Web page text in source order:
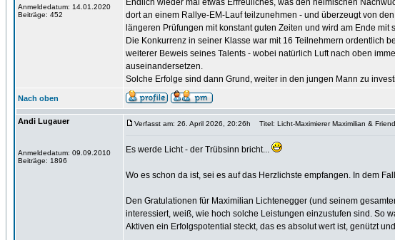
Anmeldedatum: 14.01.2020
Beiträge: 452
Endlich wieder mal etwas Erfreuliches, was den heimischen
dort an einem Rallye-EM-Lauf teilzunehmen - und überzeugt von
längeren Prüfungen mit konstant guten Zeiten und wird am Ende
Die Konkurrenz in seiner Klasse war mit 16 Teilnehmern ordentlich
weiterer Beweis seines Talents - wobei natürlich Luft nach oben
auseinandersetzen.
Solche Erfolge sind dann Grund, weiter in den jungen Mann zu
Nach oben
Andi Lugauer
Anmeldedatum: 09.09.2010
Beiträge: 1896
Verfasst am: 26. April 2026, 20:26h Titel: Licht-Maximierer Maximilian &
Es werde Licht - der Trübsinn bricht...
Wo es schon da ist, sei es auf das Herzlichste empfangen. In dem
Den Gratulationen für Maximilian Lichtenegger (und seinem
interessiert, weiß, wie hoch solche Leistungen einzustufen sind. So
Aktiven ein Erfolgspotential steckt, das es absolut wert ist, genützt